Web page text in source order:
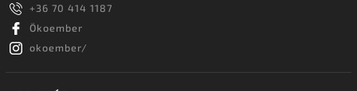
+36 70 414 1187
Ökoember
okoember/